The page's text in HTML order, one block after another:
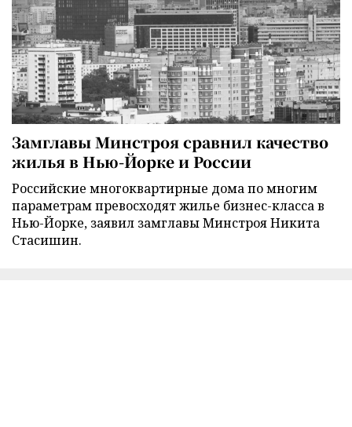
Замглавы Минстроя сравнил качество
жилья в Нью-Йорке и России
Российские многоквартирные дома по многим
параметрам превосходят жилье бизнес-класса в
Нью-Йорке, заявил замглавы Минстроя Никита
Стасишин.